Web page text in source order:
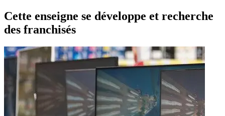
Cette enseigne se développe et recherche
des franchisés